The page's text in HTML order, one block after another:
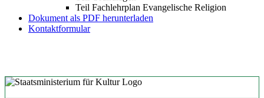
Teil Fachlehrplan Evangelische Religion
Dokument als PDF herunterladen
Kontaktformular